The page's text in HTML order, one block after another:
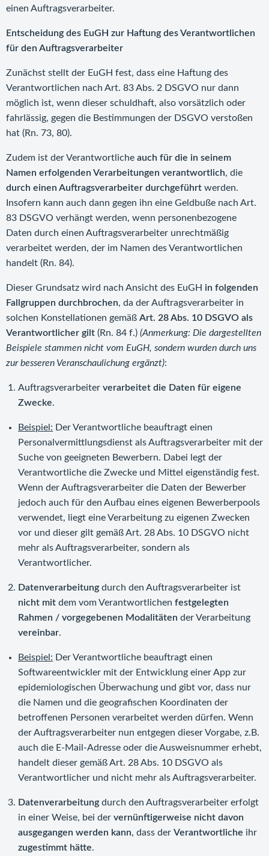
einen Auftragsverarbeiter.
Entscheidung des EuGH zur Haftung des Verantwortlichen
für den Auftragsverarbeiter
Zunächst stellt der EuGH fest, dass eine Haftung des
Verantwortlichen nach Art. 83 Abs. 2 DSGVO nur dann
möglich ist, wenn dieser schuldhaft, also vorsätzlich oder
fahrlässig, gegen die Bestimmungen der DSGVO verstoßen
hat (Rn. 73, 80).
Zudem ist der Verantwortliche auch für die in seinem
Namen erfolgenden Verarbeitungen verantwortlich, die
durch einen Auftragsverarbeiter durchgeführt werden.
Insofern kann auch dann gegen ihn eine Geldbuße nach Art.
83 DSGVO verhängt werden, wenn personenbezogene
Daten durch einen Auftragsverarbeiter unrechtmäßig
verarbeitet werden, der im Namen des Verantwortlichen
handelt (Rn. 84).
Dieser Grundsatz wird nach Ansicht des EuGH in folgenden
Fallgruppen durchbrochen, da der Auftragsverarbeiter in
solchen Konstellationen gemäß Art. 28 Abs. 10 DSGVO als
Verantwortlicher gilt (Rn. 84 f.) (Anmerkung: Die dargestellten
Beispiele stammen nicht vom EuGH, sondern wurden durch uns
zur besseren Veranschaulichung ergänzt):
Auftragsverarbeiter verarbeitet die Daten für eigene
Zwecke.
Beispiel: Der Verantwortliche beauftragt einen
Personalvermittlungsdienst als Auftragsverarbeiter mit der
Suche von geeigneten Bewerbern. Dabei legt der
Verantwortliche die Zwecke und Mittel eigenständig fest.
Wenn der Auftragsverarbeiter die Daten der Bewerber
jedoch auch für den Aufbau eines eigenen Bewerberpools
verwendet, liegt eine Verarbeitung zu eigenen Zwecken
vor und dieser gilt gemäß Art. 28 Abs. 10 DSGVO nicht
mehr als Auftragsverarbeiter, sondern als
Verantwortlicher.
Datenverarbeitung durch den Auftragsverarbeiter ist
nicht mit dem vom Verantwortlichen festgelegten
Rahmen / vorgegebenen Modalitäten der Verarbeitung
vereinbar.
Beispiel: Der Verantwortliche beauftragt einen
Softwareentwickler mit der Entwicklung einer App zur
epidemiologischen Überwachung und gibt vor, dass nur
die Namen und die geografischen Koordinaten der
betroffenen Personen verarbeitet werden dürfen. Wenn
der Auftragsverarbeiter nun entgegen dieser Vorgabe, z.B.
auch die E-Mail-Adresse oder die Ausweisnummer erhebt,
handelt dieser gemäß Art. 28 Abs. 10 DSGVO als
Verantwortlicher und nicht mehr als Auftragsverarbeiter.
Datenverarbeitung durch den Auftragsverarbeiter erfolgt
in einer Weise, bei der vernünftigerweise nicht davon
ausgegangen werden kann, dass der Verantwortliche ihr
zugestimmt hätte.